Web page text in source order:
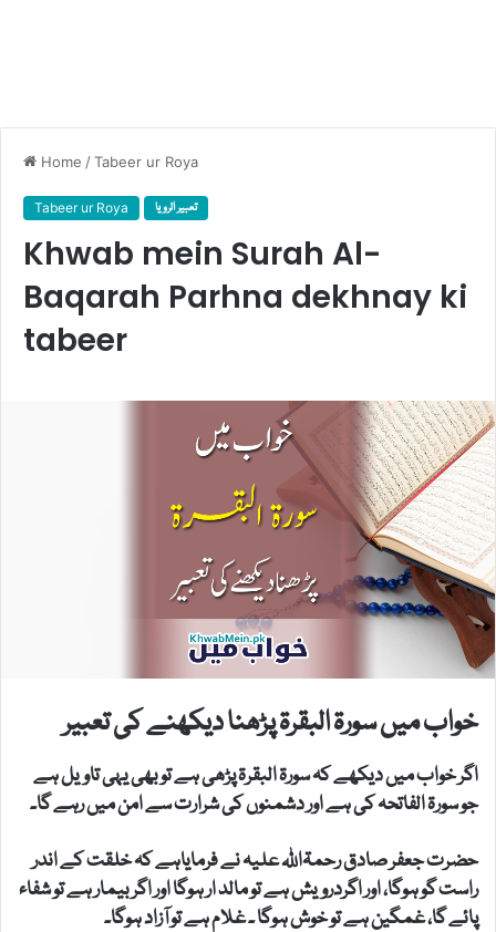
Home /Tabeer ur Roya
Tabeer ur Roya تعبیر الرویا
Khwab mein Surah Al-
Baqarah Parhna dekhnay ki
tabeer
خواب میں سورۃ البقرۃ پڑھنا دیکھنے کی تعبیر
اگر خواب میں دیکھے کہ سورۃ البقرۃ پڑھی ہے تو بھی یہی تاویل ہے
جو سورۃ الفاتحہ کی ہے اور دشمنوں کی شرارت سے امن میں رہے گا۔
حضرت جعفر صادق رحمۃاللہ علیہ نے فرمایاہے کہ خلقت کے اندر
راست گو ہوگا، اور اگردرویش ہے تو مالد ار ہوگا اور اگر بیمار ہے تو شفاء
پائے گا، غمگین ہے تو خوش ہوگا ۔ غلام ہے تو آزاد ہوگا۔